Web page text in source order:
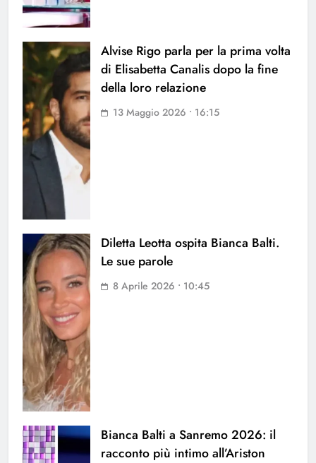
Alvise Rigo parla per la prima volta
di Elisabetta Canalis dopo la fine
della loro relazione
13 Maggio 2026 • 16:15
Diletta Leotta ospita Bianca Balti.
Le sue parole
8 Aprile 2026 • 10:45
Bianca Balti a Sanremo 2026: il
racconto più intimo all’Ariston